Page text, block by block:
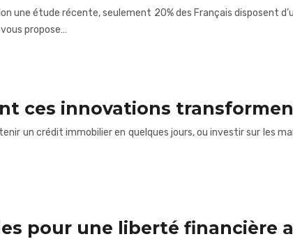
une étude récente, seulement 20% des Français disposent
propose…
ces innovations
un crédit immobilier en quelques jours, ou investir sur les
pour une liberté financière